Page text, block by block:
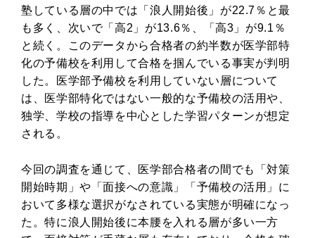
塾している層の中では「浪人開始後」が22.7％と最
も多く、次いで「高2」が13.6％、「高3」が9.1％
と続く。このデータから合格者の約半数が医学部特
化の予備校を利用して合格を掴んでいる事実が判明
した。医学部予備校を利用していない層について
は、医学部特化ではない一般的な予備校の活用や、
独学、学校の指導を中心とした学習パターンが想定
される。
今回の調査を通じて、医学部合格者の間でも「対策
開始時期」や「面接への意識」「予備校の活用」に
おいて多様な選択がなされている実態が明確になっ
た。特に浪人開始後に本腰を入れる層が多い一方